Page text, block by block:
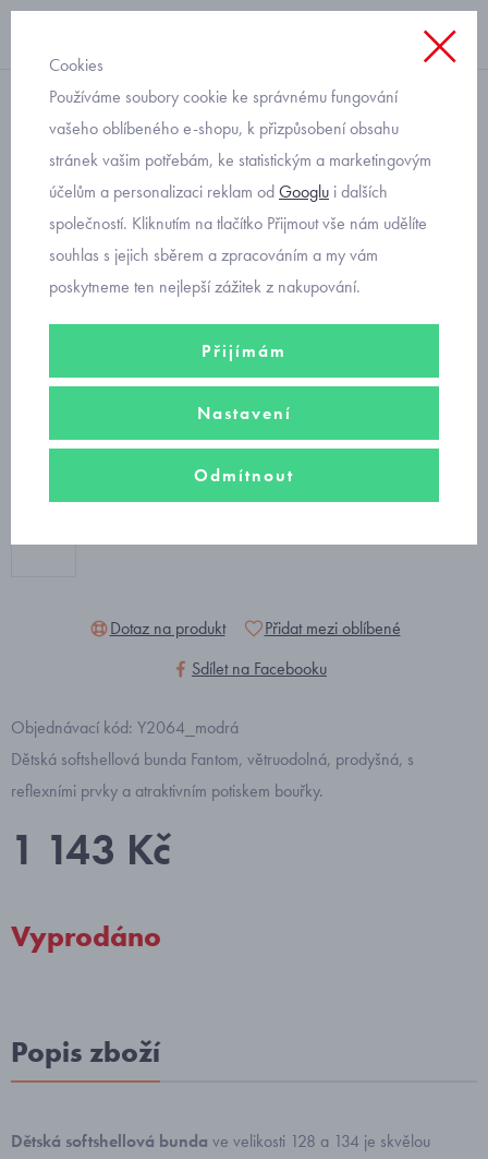
softshellová bunda
dětská softshellová bunda s
potiskem Fantom 1618
velikost 128 a 134
Dotaz na produkt
Přidat mezi oblíbené
Sdílet na Facebooku
Objednávací kód: Y2064_modrá
Dětská softshellová bunda Fantom, větruodolná, prodyšná, s
reflexními prvky a atraktivním potiskem bouřky.
1 143 Kč
Vyprodáno
Popis zboží
Dětská softshellová bunda ve velikosti 128 a 134 je skvělou
Cookies
Používáme soubory cookie ke správnému fungování
vašeho oblíbeného e-shopu, k přizpůsobení obsahu
stránek vašim potřebám, ke statistickým a marketingovým
účelům a personalizaci reklam odGooglu i dalších
společností. Kliknutím na tlačítko Přijmout vše nám udělíte
souhlas s jejich sběrem a zpracováním a my vám
poskytneme ten nejlepší zážitek z nakupování.
Přijímám
Nastavení
Odmítnout